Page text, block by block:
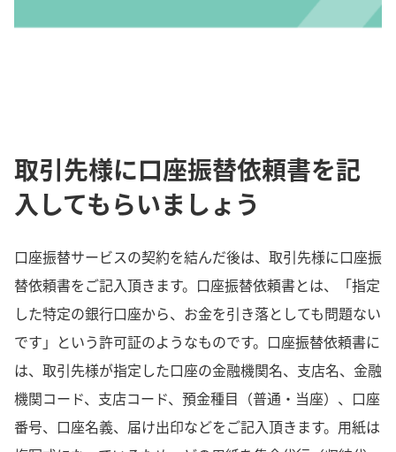
取引先様に口座振替依頼書を記
入してもらいましょう
口座振替サービスの契約を結んだ後は、取引先様に口座振
替依頼書をご記入頂きます。口座振替依頼書とは、「指定
した特定の銀行口座から、お金を引き落としても問題ない
です」という許可証のようなものです。口座振替依頼書に
は、取引先様が指定した口座の金融機関名、支店名、金融
機関コード、支店コード、預金種目（普通・当座）、口座
番号、口座名義、届け出印などをご記入頂きます。用紙は